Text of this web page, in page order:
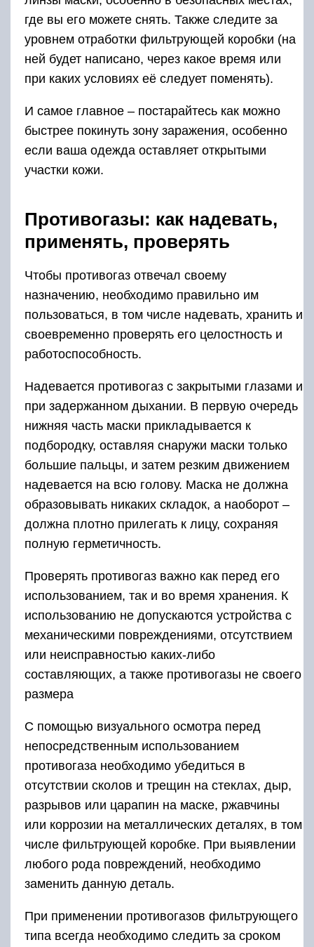
где вы его можете снять. Также следите за
уровнем отработки фильтрующей коробки (на
ней будет написано, через какое время или
при каких условиях её следует поменять).
И самое главное – постарайтесь как можно
быстрее покинуть зону заражения, особенно
если ваша одежда оставляет открытыми
участки кожи.
Противогазы: как надевать,
применять, проверять
Чтобы противогаз отвечал своему
назначению, необходимо правильно им
пользоваться, в том числе надевать, хранить и
своевременно проверять его целостность и
работоспособность.
Надевается противогаз с закрытыми глазами и
при задержанном дыхании. В первую очередь
нижняя часть маски прикладывается к
подбородку, оставляя снаружи маски только
большие пальцы, и затем резким движением
надевается на всю голову. Маска не должна
образовывать никаких складок, а наоборот –
должна плотно прилегать к лицу, сохраняя
полную герметичность.
Проверять противогаз важно как перед его
использованием, так и во время хранения. К
использованию не допускаются устройства с
механическими повреждениями, отсутствием
или неисправностью каких-либо
составляющих, а также противогазы не своего
размера
С помощью визуального осмотра перед
непосредственным использованием
противогаза необходимо убедиться в
отсутствии сколов и трещин на стеклах, дыр,
разрывов или царапин на маске, ржавчины
или коррозии на металлических деталях, в том
числе фильтрующей коробке. При выявлении
любого рода повреждений, необходимо
заменить данную деталь.
При применении противогазов фильтрующего
типа всегда необходимо следить за сроком